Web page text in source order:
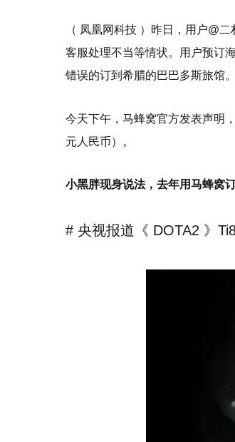
（ 凤凰网科技 ）昨日，用户@
客服处理不当等情状。用户预订
错误的订到希腊的巴巴多斯旅馆
今天下午，马蜂窝官方发表声明
元人民币）。
小黑胖现身说法，去年用马蜂窝
# 央视报道《 DOTA2 》